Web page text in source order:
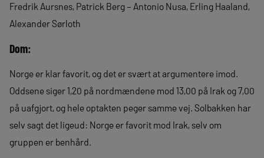
Fredrik Aursnes, Patrick Berg – Antonio Nusa, Erling Haaland,
Alexander Sørloth
Dom:
Norge er klar favorit, og det er svært at argumentere imod.
Oddsene siger 1,20 på nordmændene mod 13,00 på Irak og 7,00
på uafgjort, og hele optakten peger samme vej. Solbakken har
selv sagt det ligeud: Norge er favorit mod Irak, selv om
gruppen er benhård.